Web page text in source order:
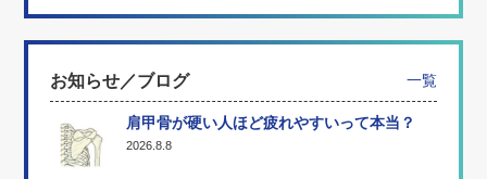
お知らせ／ブログ 一覧
肩甲骨が硬い人ほど疲れやすいって本当？
2026.8.8